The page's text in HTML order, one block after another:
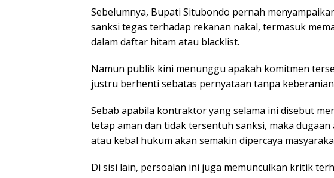
Sebelumnya, Bupati Situbondo pernah
sanksi tegas terhadap rekanan nakal, termasuk
dalam daftar hitam atau blacklist.
Namun publik kini menunggu apakah komitmen
justru berhenti sebatas pernyataan tanpa
Sebab apabila kontraktor yang selama ini disebut
tetap aman dan tidak tersentuh sanksi, maka
atau kebal hukum akan semakin dipercaya
Di sisi lain, persoalan ini juga memunculkan kritik